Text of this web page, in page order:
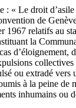
: « Le droit d’asile
de
1967 relatifs au
la
d’éloignement,
ou extradé vers
à la peine de
inhumains ou